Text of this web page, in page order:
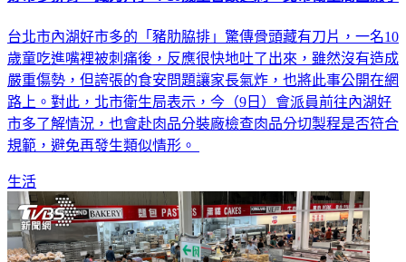
台北市內湖好市多的「豬肋脇排」驚傳骨頭藏有刀片，一名10
歲童吃進嘴裡被刺痛後，反應很快地吐了出來，雖然沒有造成
嚴重傷勢，但誇張的食安問題讓家長氣炸，也將此事公開在網
路上。對此，北市衛生局表示，今（9日）會派員前往內湖好
市多了解情況，也會赴肉品分裝廠檢查肉品分切製程是否符合
規範，避免再發生類似情形。
生活